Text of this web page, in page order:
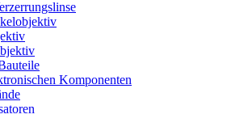
Komponenten